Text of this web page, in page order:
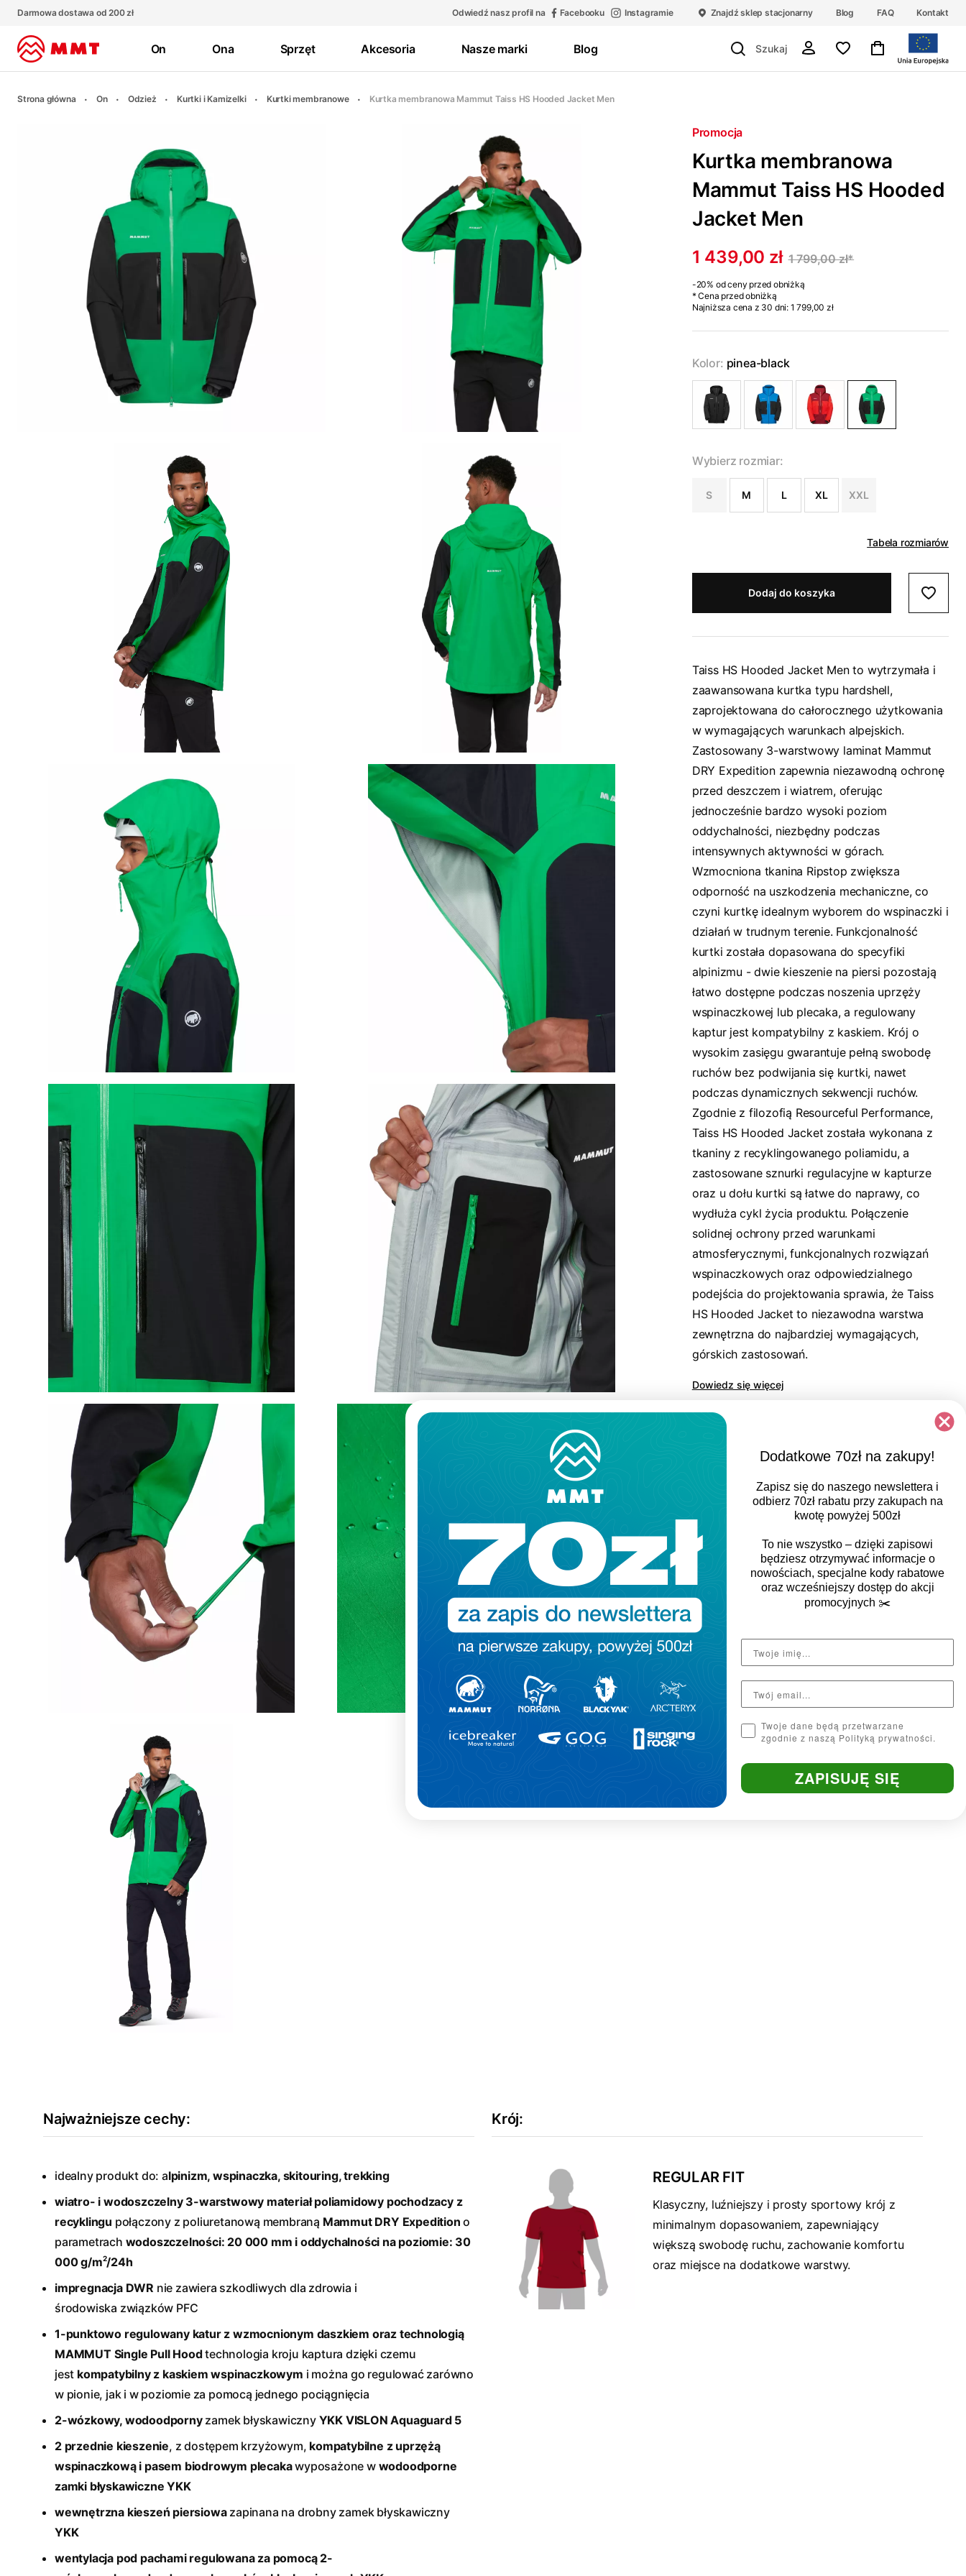
Darmowa dostawa od 200 zł Odwiedź nasz profil na Facebooku Instagramie Znajdź sklep stacjonarny Blog FAQ Kontakt
On Ona Sprzęt Akcesoria Nasze marki Blog
Strona główna On Odzież Kurtki i Kamizelki Kurtki membranowe Kurtka membranowa Mammut Taiss HS Hooded Jacket Men
Promocja
Kurtka membranowa
Mammut Taiss HS Hooded
Jacket Men
1 439,00 zł 1 799,00 zł*
-20% od ceny przed obniżką
* Cena przed obniżką
Najniższa cena z 30 dni: 1 799,00 zł
Kolor: pinea-black
Wybierz rozmiar:
S M L XL XXL
Tabela rozmiarów
Dodaj do koszyka
Taiss HS Hooded Jacket Men to wytrzymała i
zaawansowana kurtka typu hardshell,
zaprojektowana do całorocznego użytkowania
w wymagających warunkach alpejskich.
Zastosowany 3-warstwowy laminat Mammut
DRY Expedition zapewnia niezawodną ochronę
przed deszczem i wiatrem, oferując
jednocześnie bardzo wysoki poziom
oddychalności, niezbędny podczas
intensywnych aktywności w górach.
Wzmocniona tkanina Ripstop zwiększa
odporność na uszkodzenia mechaniczne, co
czyni kurtkę idealnym wyborem do wspinaczki i
działań w trudnym terenie. Funkcjonalność
kurtki została dopasowana do specyfiki
alpinizmu - dwie kieszenie na piersi pozostają
łatwo dostępne podczas noszenia uprzęży
wspinaczkowej lub plecaka, a regulowany
kaptur jest kompatybilny z kaskiem. Krój o
wysokim zasięgu gwarantuje pełną swobodę
ruchów bez podwijania się kurtki, nawet
podczas dynamicznych sekwencji ruchów.
Zgodnie z filozofią Resourceful Performance,
Taiss HS Hooded Jacket została wykonana z
tkaniny z recyklingowanego poliamidu, a
zastosowane sznurki regulacyjne w kapturze
oraz u dołu kurtki są łatwe do naprawy, co
wydłuża cykl życia produktu. Połączenie
solidnej ochrony przed warunkami
atmosferycznymi, funkcjonalnych rozwiązań
wspinaczkowych oraz odpowiedzialnego
podejścia do projektowania sprawia, że Taiss
HS Hooded Jacket to niezawodna warstwa
zewnętrzna do najbardziej wymagających,
górskich zastosowań.
Dowiedz się więcej
Najważniejsze cechy:
idealny produkt do: alpinizm, wspinaczka, skitouring, trekking
wiatro- i wodoszczelny 3-warstwowy materiał poliamidowy pochodzacy z
recyklingu połączony z poliuretanową membraną Mammut DRY Expeditiono
parametrach wodoszczelności: 20 000 mm i oddychalności na poziomie: 30
000 g/m2/24h
impregnacja DWR nie zawiera szkodliwych dla zdrowia i
środowiska związków PFC
1-punktowo regulowany katur z wzmocnionym daszkiem oraz technologią
MAMMUT Single Pull Hoodtechnologia kroju kaptura dzięki czemu
jest kompatybilny z kaskiem wspinaczkowym i można go regulować zarówno
w pionie, jak i w poziomie za pomocą jednego pociągnięcia
2-wózkowy, wodoodporny zamek błyskawiczny YKK VISLON Aquaguard 5
2 przednie kieszenie, z dostępem krzyżowym, kompatybilne z uprzężą
wspinaczkową i pasem biodrowym plecakawyposażone w wodoodporne
zamki błyskawiczneYKK
wewnętrzna kieszeń piersiowazapinana na drobny zamek błyskawiczny
YKK
wentylacja pod pachami regulowana za pomocą 2-
Krój:
REGULAR FIT
Klasyczny, luźniejszy i prosty sportowy krój z
minimalnym dopasowaniem, zapewniający
większą swobodę ruchu, zachowanie komfortu
oraz miejsce na dodatkowe warstwy.
Dodatkowe 70zł na zakupy!
Zapisz się do naszego newslettera i
odbierz 70zł rabatu przy zakupach na
kwotę powyżej 500zł
To nie wszystko – dzięki zapisowi
będziesz otrzymywać informacje o
nowościach, specjalne kody rabatowe
oraz wcześniejszy dostęp do akcji
promocyjnych ✂️
Twoje dane będą przetwarzane
zgodnie z naszą Polityką prywatności.
ZAPISUJĘ SIĘ